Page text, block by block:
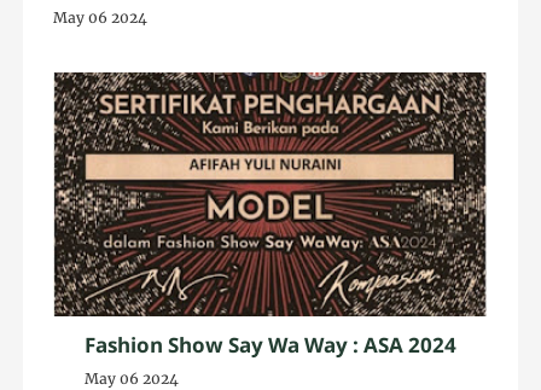
Bersama Pimpinan Muda Pertan tahun
May 06 2024
Fashion Show Say Wa Way : ASA 2024
May 06 2024